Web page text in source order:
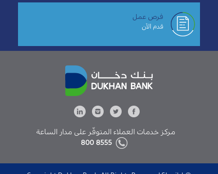
فرص عمل
قدم الآن
مركز خدمات العملاء المتوفّر على مدار الساعة
8555 800